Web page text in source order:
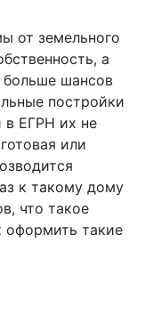
от земельного
а
больше шансов
постройки
в ЕГРН их не
или
к такому дому
что такое
оформить такие